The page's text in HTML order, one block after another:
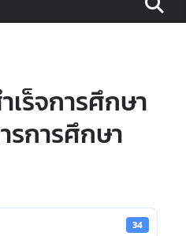
เร็จการศึกษา
รการศึกษา
34